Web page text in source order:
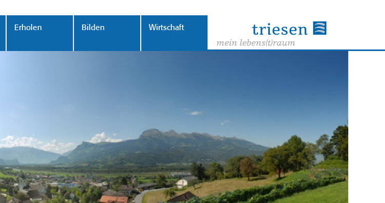
Erholen Bilden Wirtschaft